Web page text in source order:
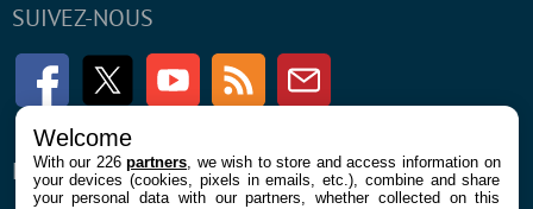
SUIVEZ-NOUS
FacebookTwitter Youtube RSS Newsletter
ENTREPRISE À PROPOS
Welcome
With our 226partners , we wish to store and access information on
your devices (cookies, pixels in emails, etc.), combine and share
your personal data with our partners, whether collected on this